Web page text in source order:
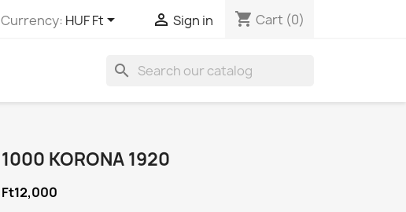
Currency: HUF Ft  Sign in shopping_cart Cart (0)
search
1000 KORONA 1920
Ft12,000